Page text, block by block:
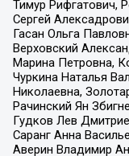
Тимур Рифгатович,
Сергей
Гасан Ольга
Верховский
Марина Петровна,
Чуркина Наталья
Николаевна,
Рачинский Ян
Гудков Лев
Саранг Анна
Аверин Владимир